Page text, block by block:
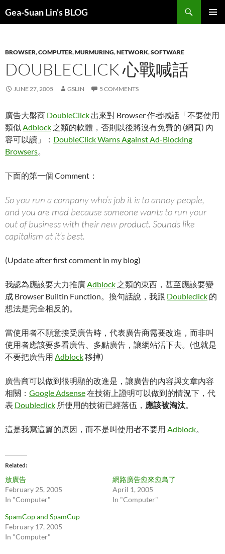
Gea-Suan Lin's BLOG
BROWSER,COMPUTER,MURMURING,NETWORK,SOFTWARE
DOUBLECLICK 心戰喊話
JUNE 27, 2005 GSLIN 5 COMMENTS
廣告大盤商 DoubleClick 出來對 Browser 作者喊話「不要使用
類似 Adblock 之類的軟體，否則以後將沒有免費的 (網頁) 內
容可以讀」： DoubleClick Warns Against Ad-Blocking
Browsers。
下面的第一個 Comment：
So you run a company who’s job it is to annoy people,
and you are mad because someone wants to run your
out of business with their new product. Sounds like
capitalism at it’s best.
(Update after first comment in my blog)
我認為應該要大力推廣Adblock 之類的東西，甚至應該要變
成 Browser Builtin Function。換句話說，我跟 Doubleclick 的
想法是完全相反的。
當使用者不願意接受廣告時，代表廣告商需要改進，而非叫
使用者應該要多看廣告、多點廣告，讓網站活下去。(也就是
不要把廣告用 Adblock移掉)
廣告商可以做到很明顯的改進是，讓廣告的內容與文章內容
相關： Google Adsense在技術上證明可以做到的情況下，代
表 Doubleclick 所使用的技術已經落伍， 應該被淘汰。
這是我寫這篇的原因，而不是叫使用者不要用 Adblock。
Related
放廣告
February 25, 2005
In "Computer"
網路廣告愈來愈鳥了
April 1, 2005
In "Computer"
SpamCop and SpamCup
February 17, 2005
In "Computer"